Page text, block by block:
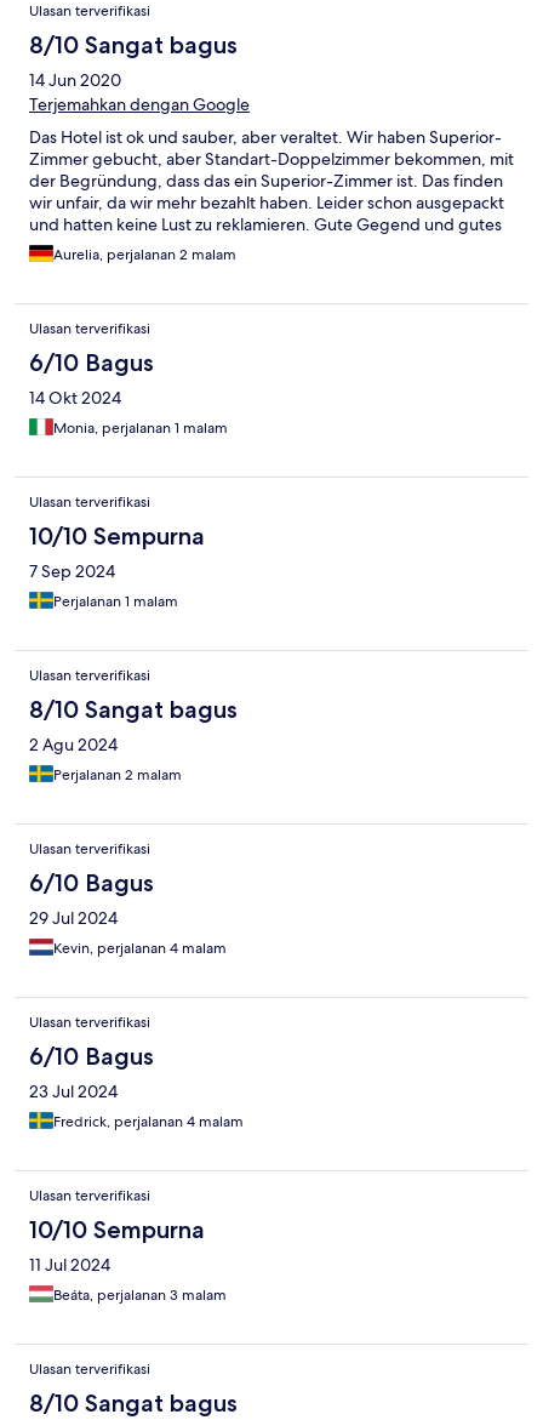
Ulasan terverifikasi
8/10 Sangat bagus
14 Jun 2020
Terjemahkan dengan Google
Das Hotel ist ok und sauber, aber veraltet. Wir haben Superior-
Zimmer gebucht, aber Standart-Doppelzimmer bekommen, mit
der Begründung, dass das ein Superior-Zimmer ist. Das finden
wir unfair, da wir mehr bezahlt haben. Leider schon ausgepackt
und hatten keine Lust zu reklamieren. Gute Gegend und gutes
Essen.Aurelia, perjalanan 2 malam
Ulasan terverifikasi
6/10 Bagus
14 Okt 2024
Monia, perjalanan 1 malam
Ulasan terverifikasi
10/10 Sempurna
7 Sep 2024
Perjalanan 1 malam
Ulasan terverifikasi
8/10 Sangat bagus
2 Agu 2024
Perjalanan 2 malam
Ulasan terverifikasi
6/10 Bagus
29 Jul 2024
Kevin, perjalanan 4 malam
Ulasan terverifikasi
6/10 Bagus
23 Jul 2024
Fredrick, perjalanan 4 malam
Ulasan terverifikasi
10/10 Sempurna
11 Jul 2024
Beáta, perjalanan 3 malam
Ulasan terverifikasi
8/10 Sangat bagus